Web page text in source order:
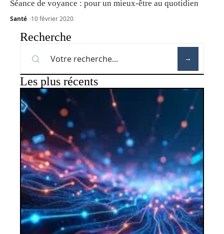
Séance de voyance : pour un mieux-être au quotidien
Santé 10 février 2020
Recherche
Les plus récents